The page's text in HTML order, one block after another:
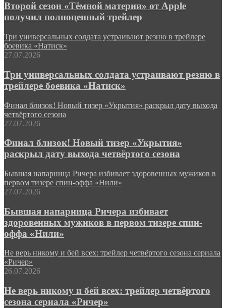
Второй сезон «Тёмной материи» от Apple
получил полноценный трейлер
Три универсальных солдата устраивают резню в трейлере
боевика «Натиск»
27.07.2026
Три универсальных солдата устраивают резню в
трейлере боевика «Натиск»
Финал близок! Новый тизер «Укрытия» раскрыл дату выхода
четвёртого сезона
27.07.2026
Финал близок! Новый тизер «Укрытия»
раскрыл дату выхода четвёртого сезона
Бывшая напарница Ричера избивает здоровенных мужиков в
первом тизере спин-оффа «Нили»
27.07.2026
Бывшая напарница Ричера избивает
здоровенных мужиков в первом тизере спин-
оффа «Нили»
Не верь никому и бей всех: трейлер четвёртого сезона сериала
«Ричер»
26.07.2026
Не верь никому и бей всех: трейлер четвёртого
сезона сериала «Ричер»